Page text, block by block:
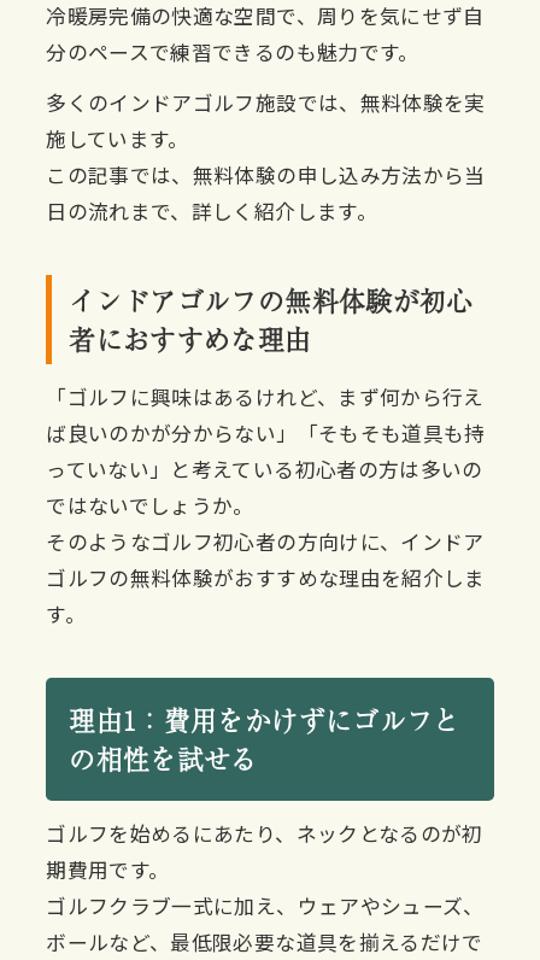
冷暖房完備の快適な空間で、周りを気にせず自
分のペースで練習できるのも魅力です。
多くのインドアゴルフ施設では、無料体験を実
施しています。
この記事では、無料体験の申し込み方法から当
日の流れまで、詳しく紹介します。
インドアゴルフの無料体験が初心
者におすすめな理由
「ゴルフに興味はあるけれど、まず何から行え
ば良いのかが分からない」「そもそも道具も持
っていない」と考えている初心者の方は多いの
ではないでしょうか。
そのようなゴルフ初心者の方向けに、インドア
ゴルフの無料体験がおすすめな理由を紹介しま
す。
理由1：費用をかけずにゴルフと
の相性を試せる
ゴルフを始めるにあたり、ネックとなるのが初
期費用です。
ゴルフクラブ一式に加え、ウェアやシューズ、
ボールなど、最低限必要な道具を揃えるだけで